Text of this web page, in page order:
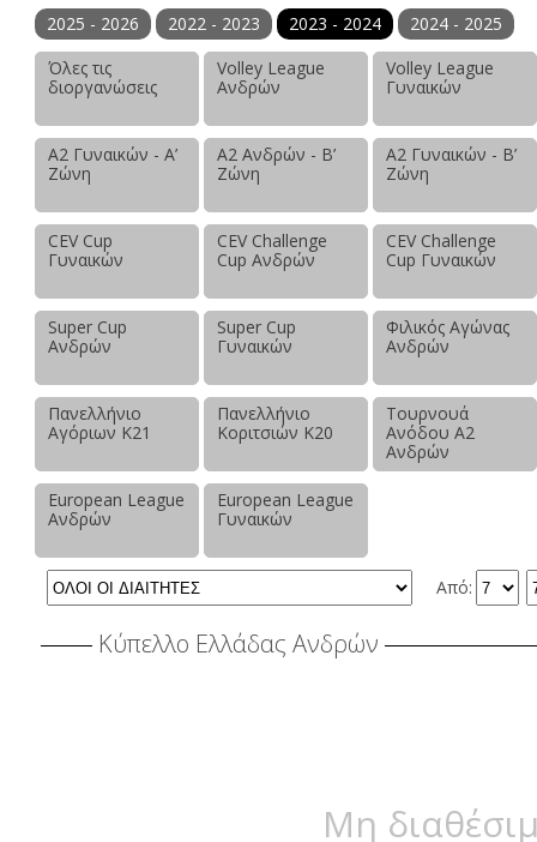
2025 - 2026 2022 - 2023 2023 - 2024
2024 - 2025
Όλες τις
διοργανώσεις
Volley League
Ανδρών
Volley League
Γυναικών
Α2 Γυναικών - Α’
Ζώνη
Α2 Ανδρών - Β’
Ζώνη
Α2 Γυναικών - Β’
Ζώνη
CEV Cup
Γυναικών
CEV Challenge
Cup Ανδρών
CEV Challenge
Cup Γυναικών
Super Cup
Ανδρών
Super Cup
Γυναικών
Φιλικός Αγώνας
Ανδρών
Πανελλήνιο
Αγόριων Κ21
Πανελλήνιο
Κοριτσιών Κ20
Τουρνουά
Ανόδου Α2
Ανδρών
European League
Ανδρών
European League
Γυναικών
Από:
Κύπελλο Ελλάδας Ανδρών
Μη